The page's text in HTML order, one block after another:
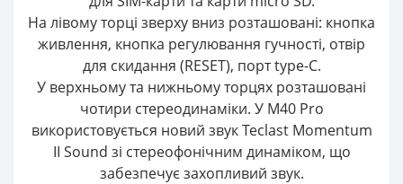
На лівому торці зверху вниз розташовані: кнопка
живлення, кнопка регулювання гучності, отвір
для скидання (RESET), порт type-C.
У верхньому та нижньому торцях розташовані
чотири стереодинаміки. У M40 Pro
використовується новий звук Teclast Momentum
II Sound зі стереофонічним динаміком, що
забезпечує захопливий звук.